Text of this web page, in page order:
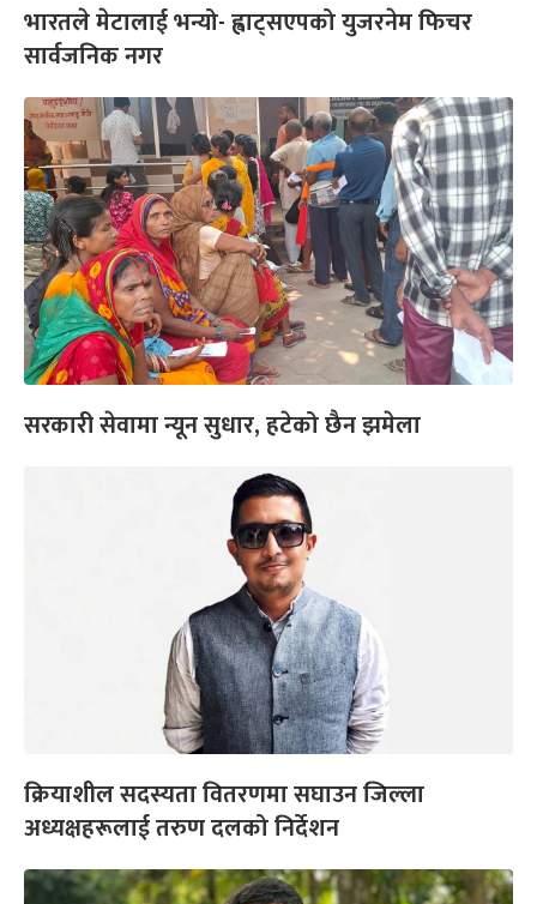
भारतले मेटालाई भन्यो- ह्वाट्सएपको युजरनेम फिचर
सार्वजनिक नगर
सरकारी सेवामा न्यून सुधार, हटेको छैन झमेला
क्रियाशील सदस्यता वितरणमा सघाउन जिल्ला
अध्यक्षहरूलाई तरुण दलको निर्देशन